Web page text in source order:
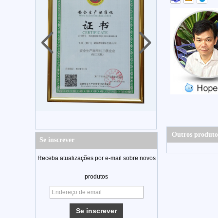
Se inscrever
Receba atualizações por e-mail sobre novos
produtos
Outros